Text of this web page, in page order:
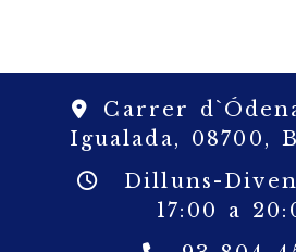
Carrer
Igualada, 08700,
Dilluns-
17:00 a